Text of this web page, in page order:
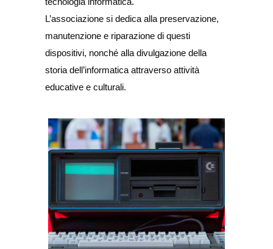
L’associazione si dedica alla preservazione,
manutenzione e riparazione di questi
dispositivi, nonché alla divulgazione della
storia dell’informatica attraverso attività
educative e culturali.